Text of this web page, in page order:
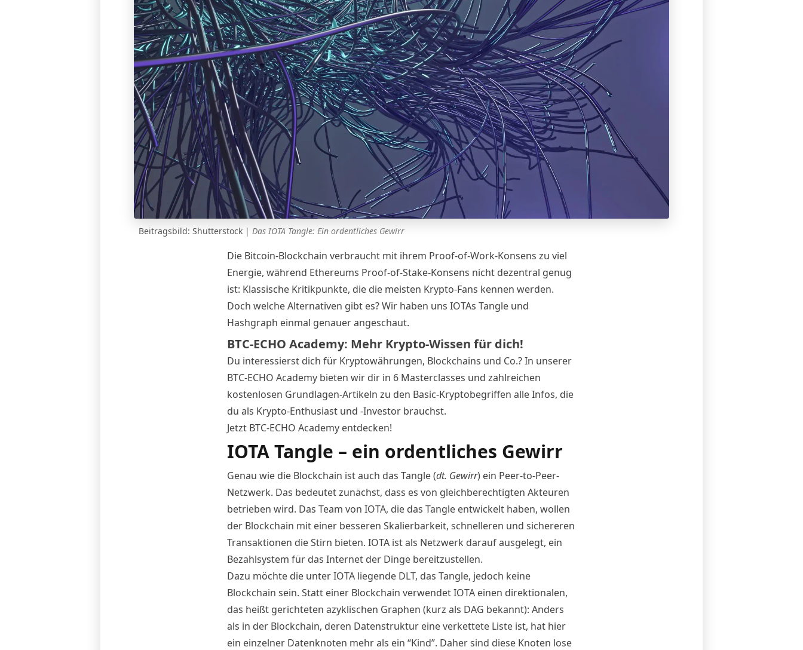
Beitragsbild: Shutterstock | Das IOTA Tangle: Ein ordentliches Gewirr
Die Bitcoin-Blockchain verbraucht mit ihrem Proof-of-Work-Konsens zu viel
Energie, während Ethereums Proof-of-Stake-Konsens nicht dezentral genug
ist: Klassische Kritikpunkte, die die meisten Krypto-Fans kennen werden.
Doch welche Alternativen gibt es? Wir haben uns IOTAs Tangle und
Hashgraph einmal genauer angeschaut.
BTC-ECHO Academy: Mehr Krypto-Wissen für dich!
Du interessierst dich für Kryptowährungen, Blockchains und Co.? In unserer
BTC-ECHO Academy bieten wir dir in 6 Masterclasses und zahlreichen
kostenlosen Grundlagen-Artikeln zu den Basic-Kryptobegriffen alle Infos, die
du als Krypto-Enthusiast und -Investor brauchst.
Jetzt BTC-ECHO Academy entdecken!
IOTA Tangle – ein ordentliches Gewirr
Genau wie die Blockchain ist auch das Tangle (dt. Gewirr) ein Peer-to-Peer-
Netzwerk. Das bedeutet zunächst, dass es von gleichberechtigten Akteuren
betrieben wird. Das Team von IOTA, die das Tangle entwickelt haben, wollen
der Blockchain mit einer besseren Skalierbarkeit, schnelleren und sichereren
Transaktionen die Stirn bieten. IOTA ist als Netzwerk darauf ausgelegt, ein
Bezahlsystem für das Internet der Dingebereitzustellen.
Dazu möchte die unter IOTA liegende DLT, das Tangle, jedoch keine
Blockchain sein. Statt einer Blockchain verwendet IOTA einen direktionalen,
das heißt gerichteten azyklischen Graphen (kurz als DAG bekannt): Anders
als in der Blockchain, deren Datenstruktur eine verkettete Liste ist, hat hier
ein einzelner Datenknoten mehr als ein “Kind”. Daher sind diese Knoten lose